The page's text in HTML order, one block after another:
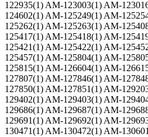
122935(1) AM-123003(1) AM-
124602(1) AM-125249(1) AM-
125262(1) AM-125263(1) AM-
125417(1) AM-125418(1) AM-
125421(1) AM-125422(1) AM-
125457(1) AM-125804(1) AM-
125815(1) AM-126604(1) AM-
127807(1) AM-127846(1) AM-
127850(1) AM-127851(1) AM-
129402(1) AM-129403(1) AM-
129686(1) AM-129687(1) AM-
129691(1) AM-129692(1) AM-
130471(1) AM-130472(1) AM-